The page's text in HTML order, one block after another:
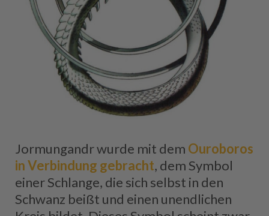
Jormungandr wurde mit dem Ouroboros
in Verbindung gebracht, dem Symbol
einer Schlange, die sich selbst in den
Schwanz beißt und einen unendlichen